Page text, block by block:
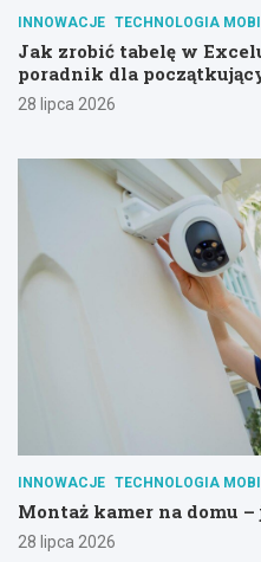
INNOWACJE TECHNOLOGIA
Jak zrobić tabelę w
poradnik dla
28 lipca 2026
INNOWACJE TECHNOLOGIA
Montaż kamer na domu
28 lipca 2026